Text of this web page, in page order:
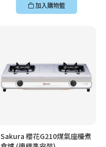
加入購物籃
Sakura 櫻花G210煤氣座檯煮